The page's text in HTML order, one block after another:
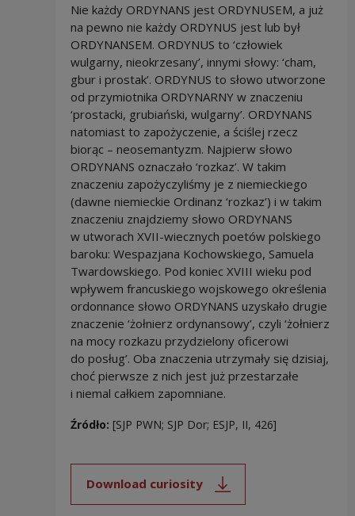
Nie każdy ORDYNANS jest ORDYNUSEM, a już
na pewno nie każdy ORDYNUS jest lub był
ORDYNANSEM. ORDYNUS to ‘człowiek
wulgarny, nieokrzesany’, innymi słowy: ‘cham,
gbur i prostak’. ORDYNUS to słowo utworzone
od przymiotnika ORDYNARNY w znaczeniu
‘prostacki, grubiański, wulgarny’. ORDYNANS
natomiast to zapożyczenie, a ściślej rzecz
biorąc – neosemantyzm. Najpierw słowo
ORDYNANS oznaczało ‘rozkaz’. W takim
znaczeniu zapożyczyliśmy je z niemieckiego
(dawne niemieckie Ordinanz ‘rozkaz’) i w takim
znaczeniu znajdziemy słowo ORDYNANS
w utworach XVII-wiecznych poetów polskiego
baroku: Wespazjana Kochowskiego, Samuela
Twardowskiego. Pod koniec XVIII wieku pod
wpływem francuskiego wojskowego określenia
ordonnance słowo ORDYNANS uzyskało drugie
znaczenie ‘żołnierz ordynansowy’, czyli ‘żołnierz
na mocy rozkazu przydzielony oficerowi
do posług’. Oba znaczenia utrzymały się dzisiaj,
choć pierwsze z nich jest już przestarzałe
i niemal całkiem zapomniane.
Źródło: [SJP PWN; SJP Dor; ESJP, II, 426]
Download curiosity
Note, the link will open in a new